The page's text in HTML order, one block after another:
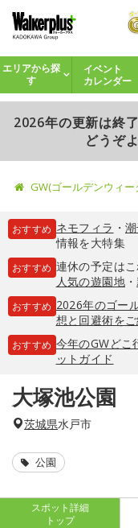
エリアから探
す
イベント
カレンダー
2026年の更新は終
どうぞ
GW(ゴールデンウィー
おすすめ ネモフィラ ・
情報を大特集
おすすめ 連休の予定は
人気の遊園地・
おすすめ 2026年のゴー
想と回避術を
おすすめ 今年のGWどこ
ットガイド
大塚池公園
茨城県水戸市
公園
スポット詳細
トップ